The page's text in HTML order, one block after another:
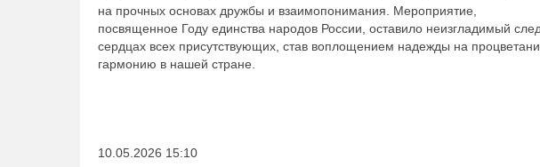
на прочных основах дружбы и взаимопонимания. Мероприятие,
посвященное Году единства народов России, оставило неизгладимый
сердцах всех присутствующих, став воплощением надежды на
гармонию в нашей стране.
10.05.2026 15:10